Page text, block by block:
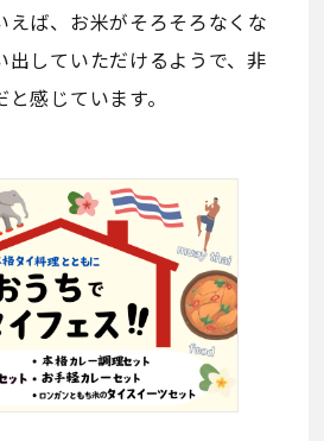
えば、お米がそろそろなくな
出していただけるようで、非
感じています。